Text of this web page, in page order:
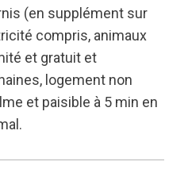
(en supplément sur
compris, animaux
et gratuit et
logement non
et paisible à 5 min en